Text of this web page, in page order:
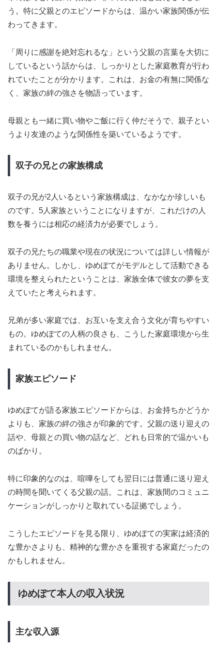
う。特に父親とのエピソードからは、温かい家族関係が伝
わってきます。
「周りに感謝を絶対忘れるな」という父親の言葉を大切に
しているという話からは、しっかりとした家庭教育が行わ
れていたことが分かります。これは、お金の有無に関係な
く、家族の絆の強さを物語っています。
母親とも一緒に買い物やご飯に行く仲だそうで、親子とい
うより友達のような関係性を築いているようです。
双子の兄との家族構成
双子の兄が2人いるという家族構成は、なかなか珍しいも
のです。5人家族ということになりますが、これだけの人
数を養うには相応の経済力が必要でしょう。
双子の兄たちの職業や現在の状況については詳しい情報が
ありません。しかし、ゆめぽてがモデルとして活動できる
環境を整えられたということは、家族全体で彼女の夢を支
えていたと考えられます。
兄弟が多い家庭では、お互いを支え合う文化が育ちやすい
もの。ゆめぽての人柄の良さも、こうした家庭環境から生
まれているのかもしれません。
家族エピソード
ゆめぽてが語る家族エピソードからは、お金持ちかどうか
よりも、家族の絆の強さが印象的です。父親の送り迎えの
話や、母親との買い物の話など、どれも日常的で温かいも
のばかり。
特に印象的なのは、喧嘩をしても翌日には普通に送り迎え
の時間を聞いてくる父親の話。これは、家族間のコミュニ
ケーションがしっかりと取れている証拠でしょう。
こうしたエピソードを見る限り、ゆめぽての実家は経済的
な豊かさよりも、精神的な豊かさを重視する家庭だったの
かもしれません。
ゆめぽて本人の収入状況
主な収入源